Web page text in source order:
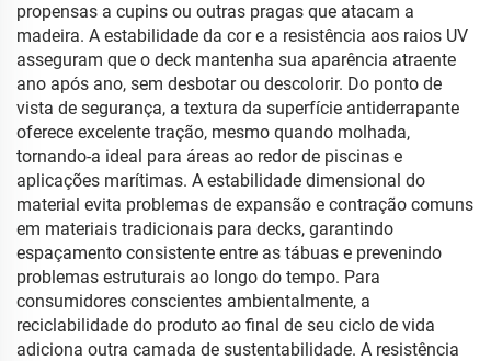
propensas a cupins ou outras pragas que atacam a
madeira. A estabilidade da cor e a resistência aos raios UV
asseguram que o deck mantenha sua aparência atraente
ano após ano, sem desbotar ou descolorir. Do ponto de
vista de segurança, a textura da superfície antiderrapante
oferece excelente tração, mesmo quando molhada,
tornando-a ideal para áreas ao redor de piscinas e
aplicações marítimas. A estabilidade dimensional do
material evita problemas de expansão e contração comuns
em materiais tradicionais para decks, garantindo
espaçamento consistente entre as tábuas e prevenindo
problemas estruturais ao longo do tempo. Para
consumidores conscientes ambientalmente, a
reciclabilidade do produto ao final de seu ciclo de vida
adiciona outra camada de sustentabilidade. A resistência